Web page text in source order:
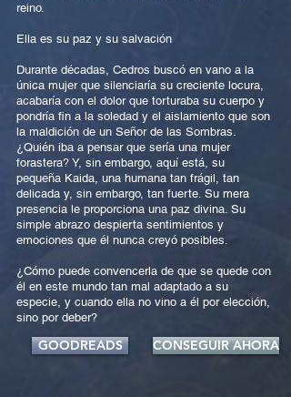
reino.
Ella es su paz y su salvación
Durante décadas, Cedros buscó en vano a la
única mujer que silenciaría su creciente locura,
acabaría con el dolor que torturaba su cuerpo y
pondría fin a la soledad y el aislamiento que son
la maldición de un Señor de las Sombras.
¿Quién iba a pensar que sería una mujer
forastera? Y, sin embargo, aquí está, su
pequeña Kaida, una humana tan frágil, tan
delicada y, sin embargo, tan fuerte. Su mera
presencia le proporciona una paz divina. Su
simple abrazo despierta sentimientos y
emociones que él nunca creyó posibles.
¿Cómo puede convencerla de que se quede con
él en este mundo tan mal adaptado a su
especie, y cuando ella no vino a él por elección,
sino por deber?
GOODREADS CONSEGUIR AHORA